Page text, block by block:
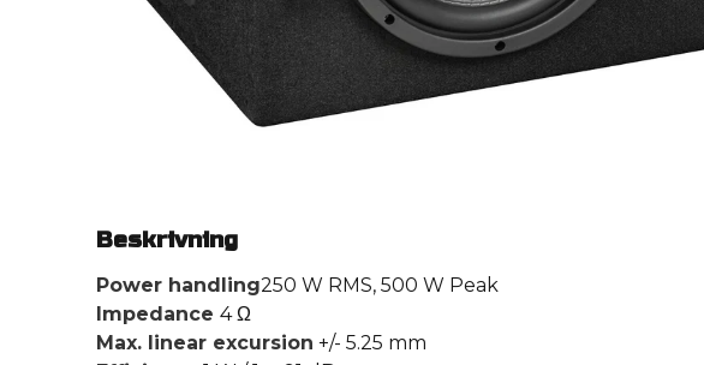
Beskrivning
Power handling250 W RMS, 500 W Peak
Impedance 4 Ω
Max. linear excursion +/- 5.25 mm